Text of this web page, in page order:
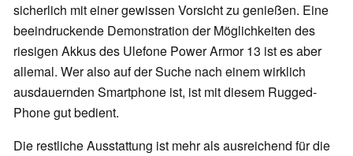
sicherlich mit einer gewissen Vorsicht zu genießen. Eine
beeindruckende Demonstration der Möglichkeiten des
riesigen Akkus des Ulefone Power Armor 13 ist es aber
allemal. Wer also auf der Suche nach einem wirklich
ausdauernden Smartphone ist, ist mit diesem Rugged-
Phone gut bedient.
Die restliche Ausstattung ist mehr als ausreichend für die